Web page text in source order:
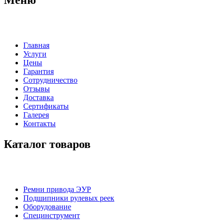
Главная
Услуги
Цены
Гарантия
Сотрудничество
Отзывы
Доставка
Сертификаты
Галерея
Контакты
Каталог товаров
Ремни привода ЭУР
Подшипники рулевых реек
Оборудование
Специнструмент